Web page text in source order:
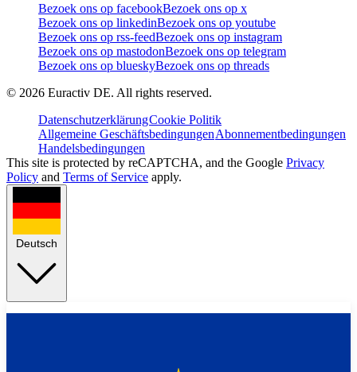
Bezoek ons op facebookBezoek ons op x
Bezoek ons op linkedinBezoek ons op youtube
Bezoek ons op rss-feedBezoek ons op instagram
Bezoek ons op mastodonBezoek ons op telegram
Bezoek ons op blueskyBezoek ons op threads
© 2026 Euractiv DE. All rights reserved.
DatenschutzerklärungCookie Politik
Allgemeine GeschäftsbedingungenAbonnementbedingungen
Handelsbedingungen
This site is protected by reCAPTCHA, and the Google Privacy
Policy and Terms of Service apply.
Deutsch